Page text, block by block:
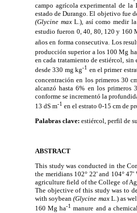
campo agrícola experimental de la
estado de Durango. El objetivo fue
(Glycine maxL.), así como medir
estudio fueron 0, 40, 80, 120 y 160
años en forma consecutiva. Los
producción superior a los 100 Mg ha
en cada tratamiento de estiércol,
desde 330 mg kg-1 en el primer
concentración en los primeros 30
alcanzó hasta 6% en los primeros
conforme se incrementó la
13 dS m-1 en el estrato 0-15 cm de
Palabras clave: estiércol, perfil de
ABSTRACT
This study was conducted in the
the meridians 102° 22' and 104°
agriculture field of the College of
The objective of this study was to
with soybean(Glycine maxL.) as
160 Mg ha-1 manure and a